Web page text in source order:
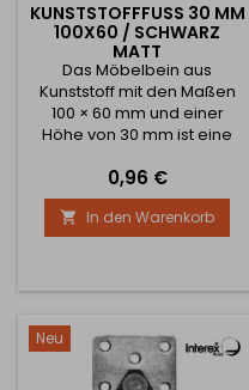
KUNSTSTOFFFUSS 30 MM 1
00X60 / SCHWARZ M
ATT
Das Möbelbein aus
Kunststoff mit den Maßen
100 × 60 mm und einer
Höhe von 30 mm ist eine
Erhöhung, zum Schutz und
zur Stabilisierung von
Möbeln. Dank des
einfachen rechteckigen
eine Vielzahl von
fügt sich unauffällig sowohl
in moderne als auch
klassische Innenräume ein.
Preis
0,96 €
 In den Warenkorb
Neu